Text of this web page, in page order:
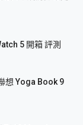
5 開箱 評測
想 Yoga Book 9